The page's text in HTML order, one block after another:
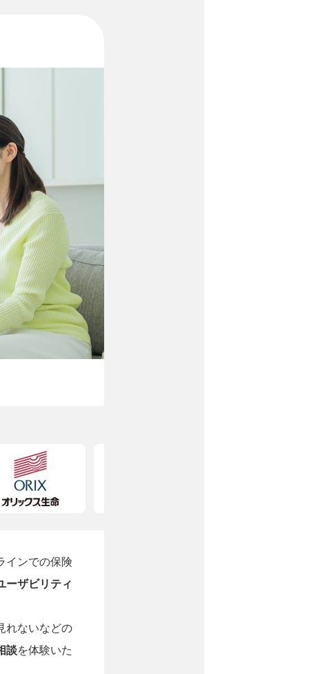
インでの保険
ーザビリティ
れないなどの
談を体験いた